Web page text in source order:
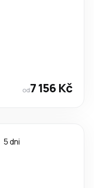
od7 156 Kč
5 dni